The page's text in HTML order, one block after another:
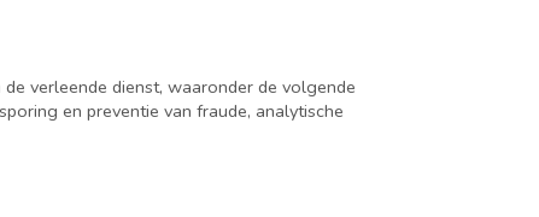
verleende dienst, waaronder de volgende
en preventie van fraude, analytische